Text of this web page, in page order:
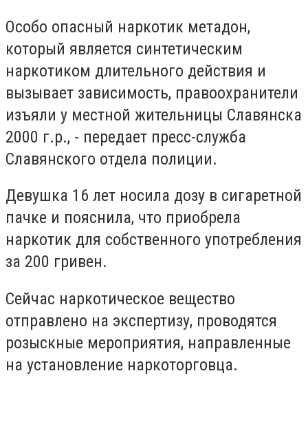
Особо опасный наркотик метадон,
который является синтетическим
наркотиком длительного действия и
вызывает зависимость, правоохранители
изъяли у местной жительницы Славянска
2000 г.р., - передает пресс-служба
Славянского отдела полиции.
Девушка 16 лет носила дозу в сигаретной
пачке и пояснила, что приобрела
наркотик для собственного употребления
за 200 гривен.
Сейчас наркотическое вещество
отправлено на экспертизу, проводятся
розыскные мероприятия, направленные
на установление наркоторговца.